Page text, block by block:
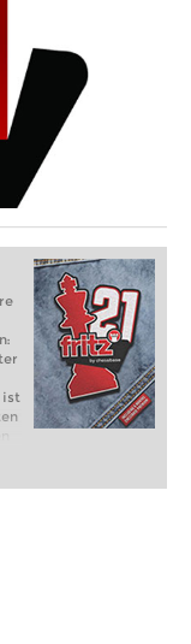
ist